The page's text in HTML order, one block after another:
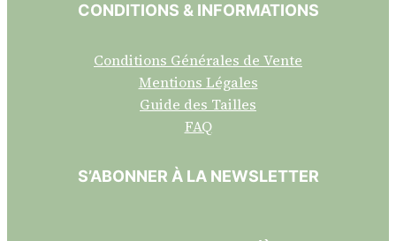
CONDITIONS & INFORMATIONS
Conditions Générales de Vente
Mentions Légales
Guide des Tailles
FAQ
S’ABONNER À LA NEWSLETTER